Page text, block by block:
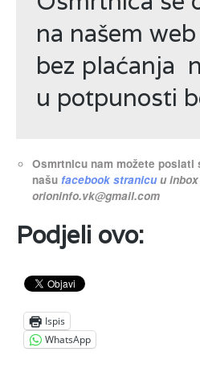
na našem
bez plaćanja
u potpunosti
Osmrtnicu nam možete
našu facebook stranicuu inbox
orioninfo.vk@gmail.com
Podjeli ovo:
Ispis
WhatsApp